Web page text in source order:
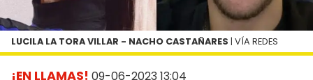
¡EN LLAMAS! 09-06-2023 13:04
LUCILA LA TORA VILLAR - NACHO CASTAÑARES | VÍA REDES